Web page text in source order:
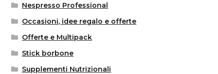
Nespresso Professional
Occasioni, idee regalo e offerte
Offerte e Multipack
Stick borbone
Supplementi Nutrizionali